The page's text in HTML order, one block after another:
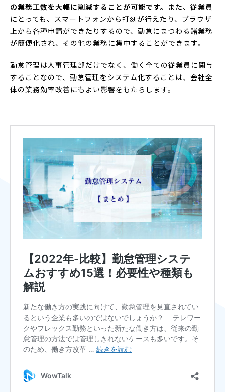
の業務工数を大幅に削減することが可能です。 また、従業員
にとっても、スマートフォンから打刻が行えたり、ブラウザ
上から各種申請ができたりするので、勤怠にまつわる諸業務
が簡便化され、その他の業務に集中することができます。
勤怠管理は人事管理部だけでなく、働く全ての従業員に関与
することなので、勤怠管理をシステム化することは、会社全
体の業務効率改善にもよい影響をもたらします。